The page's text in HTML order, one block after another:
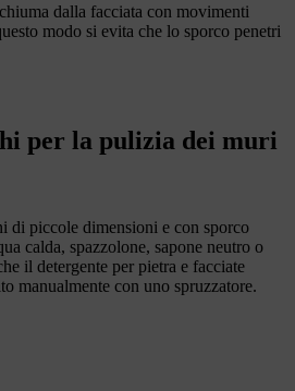
dalla facciata con movimenti
modo si evita che lo sporco penetri
per la pulizia dei muri
di piccole dimensioni e con sporco
calda, spazzolone, sapone neutro o
il detergente per pietra e facciate
manualmente con uno spruzzatore.